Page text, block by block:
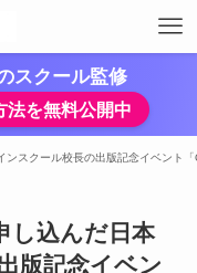
スクール監修
を無料公開中
スクール校長の出版記念イベント
し込んだ日本
版記念イベン